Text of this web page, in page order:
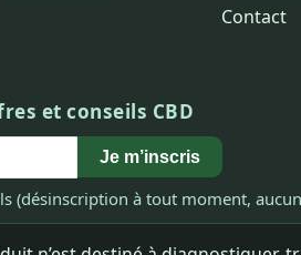
Contact
et conseils CBD
Je m’inscris
(désinscription à tout moment,